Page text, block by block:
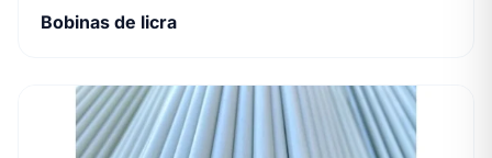
Bobinas de licra